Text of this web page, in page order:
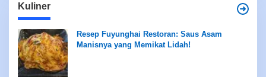
Kuliner
Resep Fuyunghai Restoran: Saus Asam
Manisnya yang Memikat Lidah!